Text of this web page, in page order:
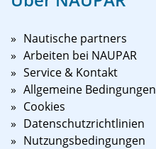
Nautische partners
Arbeiten bei NAUPAR
Service & Kontakt
Allgemeine Bedingungen
Cookies
Datenschutzrichtlinien
Nutzungsbedingungen